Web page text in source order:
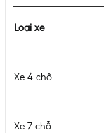
Loại xe
Xe 4 chỗ
Xe 7 chỗ